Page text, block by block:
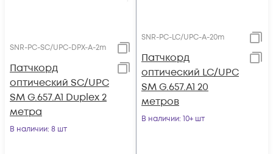
SNR-PC-SC/UPC-DPX-A-2m
Патчкорд
оптический SC/UPC
SM G.657.A1 Duplex 2
метра
В наличии: 8 шт
SNR-PC-LC/UPC-A-20m
Патчкорд
оптический LC/UPC
SM G.657.A1 20
метров
В наличии: 10+ шт